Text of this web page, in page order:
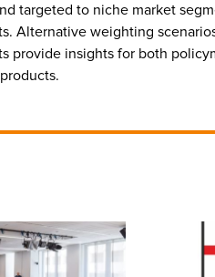
targeted to niche market
Alternative weighting
provide insights for both